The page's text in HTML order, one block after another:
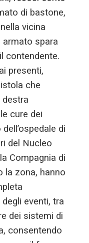
di bastone,
vicina
armato spara
contendente.
presenti,
che
cure dei
di
del Nucleo
Compagnia di
la zona, hanno
eventi, tra
dei sistemi di
consentendo